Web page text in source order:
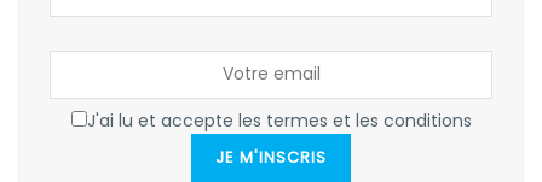
J'ai lu et accepte les termes et les conditions
JE M'INSCRIS